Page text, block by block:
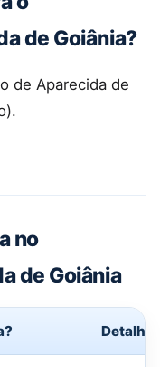
de Goiânia?
de Aparecida de
no
de Goiânia
Detalhe